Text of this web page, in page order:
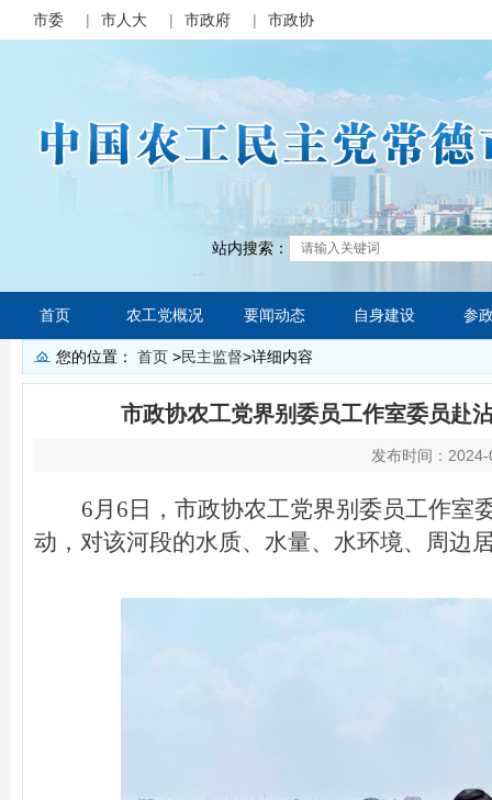
市委 | 市人大 | 市政府 | 市政协
站内搜索：
首页 农工党概况 要闻动态 自身建设 参
您的位置： 首页 >民主监督>详细内容
市政协农工党界别委员工作室委员赴
发布时间：
6月6日，市政协农工党界别委员工作室
动，对该河段的水质、水量、水环境、周边